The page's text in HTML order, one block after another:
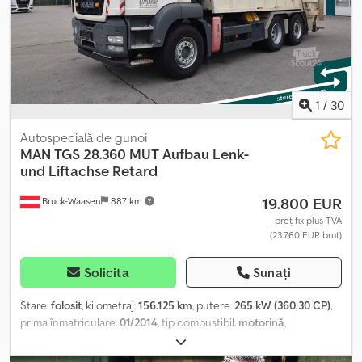
1 / 30
Bruck-Waasen 887 km
Autospecială de gunoi
MAN TGS 28.360 MUT Aufbau Lenk-
und Liftachse Retard
19.800 EUR
preț fix plus TVA
(23.760 EUR brut)
Solicita Sunați
Stare:folosit, kilometraj:156.125 km, putere:265 kW (360,30 CP),
prima înmatriculare:01/2014, tip combustibil: motorină,
, următoarea inspecție (TÜV):
retarder, culoare:alb, tip de angrenaj:automat, Dotări:ABS, aer